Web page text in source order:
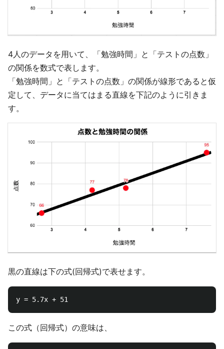
4人のデータを用いて、「勉強時間」と「テストの点数」
の関係を数式で表します。
「勉強時間」と「テストの点数」の関係が線形であると仮
定して、データに当てはまる直線を下記のように引きま
す。
黒の直線は下の式(回帰式)で表せます。
この式（回帰式）の意味は、